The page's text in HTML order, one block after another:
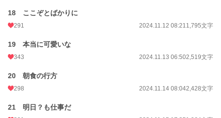
18 ここぞとばかりに
291 2024.11.12 08:211,795文字
19 本当に可愛いな
343 2024.11.13 06:502,519文字
20 朝食の行方
298 2024.11.14 08:042,428文字
21 明日？も仕事だ